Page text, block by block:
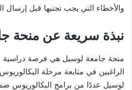
والأخطاء التي يجب تجنبها قبل إرسال
نبذة سريعة عن منحة
منحة جامعة لوسيل هي فرصة دراسية
الراغبين في متابعة مرحلة